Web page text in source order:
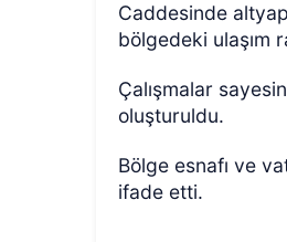
Caddesinde
bölgedeki ulaşım
Çalışmalar
oluşturuldu.
Bölge esnafı ve
ifade etti.